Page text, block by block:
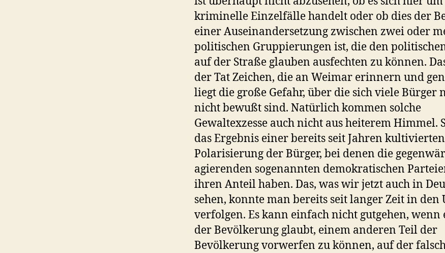
kriminelle Einzelfälle handelt oder ob dies der
einer Auseinandersetzung zwischen zwei oder
politischen Gruppierungen ist, die den
auf der Straße glauben ausfechten zu können.
der Tat Zeichen, die an Weimar erinnern und
liegt die große Gefahr, über die sich viele Bürger
nicht bewußt sind. Natürlich kommen solche
Gewaltexzesse auch nicht aus heiterem Himmel.
das Ergebnis einer bereits seit Jahren kultivierten
Polarisierung der Bürger, bei denen die
agierenden sogenannten demokratischen
ihren Anteil haben. Das, was wir jetzt auch in
sehen, konnte man bereits seit langer Zeit in den
verfolgen. Es kann einfach nicht gutgehen, wenn
der Bevölkerung glaubt, einem anderen Teil der
Bevölkerung vorwerfen zu können, auf der